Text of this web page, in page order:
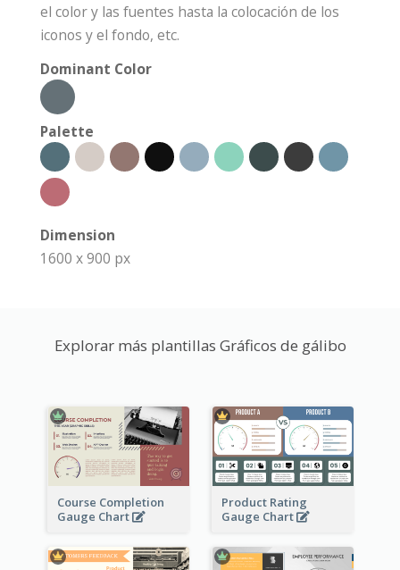
el color y las fuentes hasta la colocación de los
iconos y el fondo, etc.
Dominant Color
Palette
Dimension
1600 x 900 px
Explorar más plantillas Gráficos de gálibo
Course Completion
Gauge Chart
Product Rating
Gauge Chart